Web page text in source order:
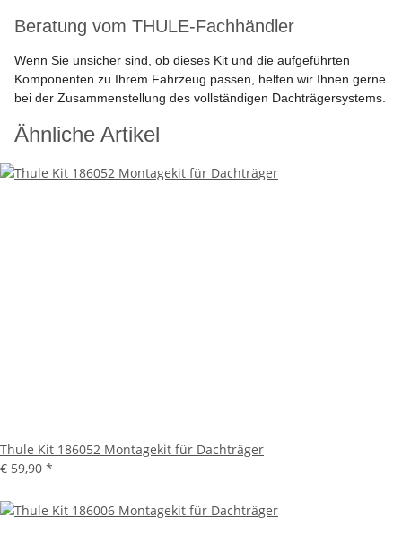
Beratung vom THULE-Fachhändler
Wenn Sie unsicher sind, ob dieses Kit und die aufgeführten
Komponenten zu Ihrem Fahrzeug passen, helfen wir Ihnen gerne
bei der Zusammenstellung des vollständigen Dachträgersystems.
Ähnliche Artikel
Thule Kit 186052 Montagekit für Dachträger
€ 59,90 *